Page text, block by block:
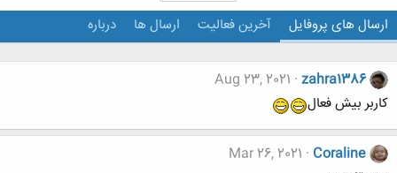
ارسال های پروفایل آخرین فعالیت ارسال ها درباره
zahra1386
Aug 23, 2021
کاربر بیش فعال
Coraline
Mar 26, 2021